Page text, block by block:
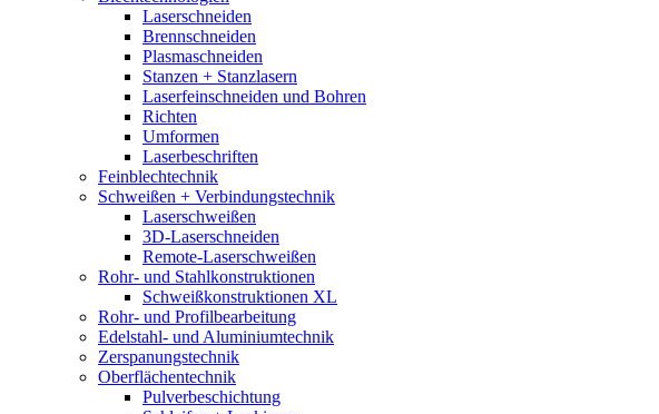
Laserschneiden
Brennschneiden
Plasmaschneiden
Stanzen + Stanzlasern
Laserfeinschneiden und Bohren
Richten
Umformen
Laserbeschriften
Feinblechtechnik
Schweißen + Verbindungstechnik
Laserschweißen
3D-Laserschneiden
Remote-Laserschweißen
Rohr- und Stahlkonstruktionen
Schweißkonstruktionen XL
Rohr- und Profilbearbeitung
Edelstahl- und Aluminiumtechnik
Zerspanungstechnik
Oberflächentechnik
Pulverbeschichtung